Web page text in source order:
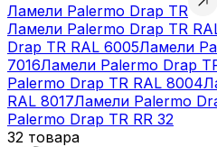
Ламели Palermo Drap TR
Ламели Palermo Drap TR
Drap TR RAL 6005Ламели
7016Ламели Palermo Drap
Palermo Drap TR RAL 8004
RAL 8017Ламели Palermo
Palermo Drap TR RR 32
32 товара